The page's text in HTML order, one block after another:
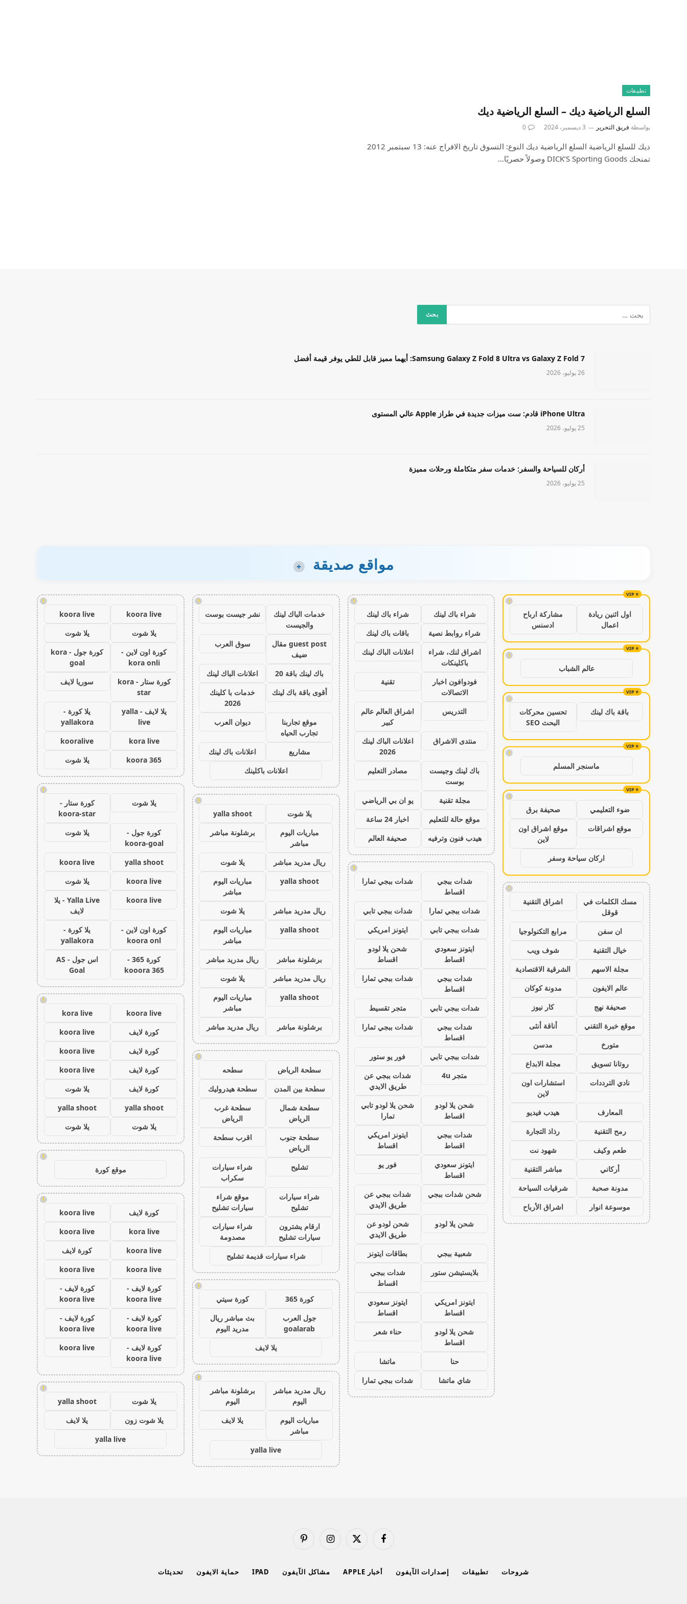
تطبيقات
السلع الرياضية ديك – السلع الرياضية ديك
بواسطة فريق التحرير 3 ديسمبر، 2024 0
ديك للسلع الرياضية السلع الرياضية ديك النوع: التسوق تاريخ الافراج عنه: 13 سبتمبر 2012
تمنحك DICK’S Sporting Goods وصولاً حصريًا…
Samsung Galaxy Z Fold 8 Ultra vs Galaxy Z Fold 7: أيهما مميز قابل للطي يوفر قيمة أفضل
26 يوليو، 2026
iPhone Ultra قادم: ست ميزات جديدة في طراز Apple عالي المستوى
25 يوليو، 2026
أركان للسياحة والسفر: خدمات سفر متكاملة ورحلات مميزة
25 يوليو، 2026
مواقع صديقة +
!
اول اثنين ريادة
اعمال
مشاركة ارباح
ادسنس
!
عالم الشباب
!
باقة باك لينك
تحسين محركات
البحث SEO
!
ماسنجر المسلم
!
ضوء التعليمي
صحيفة برق
موقع اشراقات
موقع اشراق اون
لاين
اركان سياحة وسفر
!
مسك الكلمات في
قوقل
اشراق التقنية
ان سفن
مرابع التكنولوجيا
خيال التقنية
شوف ويب
مجلة الاسهم
الشرقية الاقتصادية
عالم الايفون
مدونة كوكان
صحيفة نهج
كار نيوز
موقع خبرة التقني
أناقة أنثى
متورخ
مدسن
روتانا تسويق
مجلة الابداع
نادي الترددات
استشارات اون
لاين
المعارف
هيدب فيديو
رمح التقنية
رذاذ التجارة
طعم وكيف
شهود نت
أركاني
مباشر التقنية
مدونة صحبة
شرقيات السياحة
موسوعة انوار
اشراق الأرباح
!
شراء باك لينك
شراء باك لينك
شراء روابط نصية
باقات باك لينك
اشراق لنك، شراء
باكلينكات
اعلانات الباك لينك
فودوافون اخبار
الاتصالات
تقنية
التدريس
اشراق العالم عالم
كبير
منتدى الاشراق
اعلانات الباك لينك
2026
باك لينك وجيست
بوست
مصادر التعليم
مجلة تقنية
يو ان بي الرياضي
موقع حالة للتعليم
اخبار 24 ساعة
هيدب فنون وترفيه
صحيفة العالم
!
شدات ببجي
اقساط
شدات ببجي تمارا
شدات ببجي تمارا
شدات ببجي تابي
شدات ببجي تابي
ايتونز امريكي
ايتونز سعودي
اقساط
شحن يلا لودو
اقساط
شدات ببجي
اقساط
شدات ببجي تمارا
شدات ببجي تابي
متجر تقسيط
شدات ببجي
اقساط
شدات ببجي تمارا
شدات ببجي تابي
فور يو ستور
متجر 4u
شدات ببجي عن
طريق الايدي
شحن يلا لودو
اقساط
شحن يلا لودو تابي
تمارا
شدات ببجي
اقساط
ايتونز امريكي
اقساط
ايتونز سعودي
اقساط
فور يو
شحن شدات ببجي
شدات ببجي عن
طريق الايدي
شحن يلا لودو
شحن لودو عن
طريق الايدي
شعبية ببجي
بطاقات ايتونز
بلايستيشن ستور
شدات ببجي
اقساط
ايتونز امريكي
اقساط
ايتونز سعودي
اقساط
شحن يلا لودو
اقساط
حناء شعر
حنا
ماتشا
شاي ماتشا
شدات ببجي تمارا
!
خدمات الباك لينك
والجيست
نشر جيست بوست
guest post مقال
ضيف
سوق العرب
باك لينك باقة 20
اعلانات الباك لينك
أقوى باقة باك لينك
خدمات با كلينك
2026
موقع تجاربنا
تجارب الحياه
ديوان العرب
مشاريع
اعلانات باك لينك
اعلانات باكلينك
!
يلا شوت
yalla shoot
مباريات اليوم
مباشر
برشلونة مباشر
ريال مدريد مباشر
يلا شوت
yalla shoot
مباريات اليوم
مباشر
ريال مدريد مباشر
يلا شوت
yalla shoot
مباريات اليوم
مباشر
برشلونة مباشر
ريال مدريد مباشر
ريال مدريد مباشر
يلا شوت
yalla shoot
مباريات اليوم
مباشر
برشلونة مباشر
ريال مدريد مباشر
!
سطحة الرياض
سطحه
سطحة بين المدن
سطحة هيدروليك
سطحة شمال
الرياض
سطحة غرب
الرياض
سطحة جنوب
الرياض
اقرب سطحة
تشليح
شراء سيارات
سكراب
شراء سيارات
تشليح
موقع شراء
سيارات تشليح
ارقام يشترون
سيارات تشليح
شراء سيارات
مصدومة
شراء سيارات قديمة تشليح
!
كورة 365
كورة سيتي
جول العرب
goalarab
بث مباشر ريال
مدريد اليوم
يلا لايف
!
ريال مدريد مباشر
اليوم
برشلونة مباشر
اليوم
مباريات اليوم
مباشر
يلا لايف
yalla live
!
koora live
koora live
يلا شوت
يلا شوت
كورة اون لاين -
kora onli
كورة جول - kora
goal
كورة ستار - kora
star
سوريا لايف
يلا لايف - yalla
live
يلا كورة -
yallakora
kora live
kooralive
koora 365
يلا شوت
!
يلا شوت
كورة ستار -
koora-star
كورة جول -
koora-goal
يلا شوت
yalla shoot
koora live
koora live
يلا شوت
koora live
Yalla Live - يلا
لايف
كورة اون لاين -
koora onl
يلا كورة -
yallakora
كورة 365 -
kooora 365
اس جول - AS
Goal
!
koora live
kora live
كورة لايف
koora live
كورة لايف
koora live
كورة لايف
koora live
كورة لايف
يلا شوت
yalla shoot
yalla shoot
يلا شوت
يلا شوت
!
موقع كورة
!
كورة لايف
koora live
kora live
koora live
koora live
كورة لايف
koora live
koora live
كورة لايف -
koora live
كورة لايف -
koora live
كورة لايف -
koora live
كورة لايف -
koora live
كورة لايف -
koora live
koora live
!
يلا شوت
yalla shoot
يلا شوت زون
يلا لايف
yalla live
فيسبوك
X
الانستغرامبينتيريست
شروحات تطبيقات إصدارات الآيفون أخبار APPLE مشاكل الآيفون IPAD حماية الايفون تحديثات